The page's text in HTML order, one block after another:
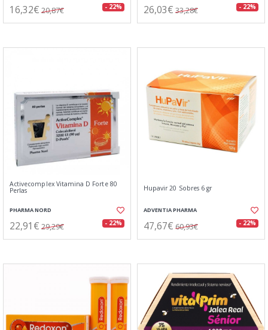
16,32€ 20,87€ - 22% 26,03€ 33,28€ - 22%
Activecomplex Vitamina D Forte 80
Perlas
PHARMA NORD
22,91€ 29,29€ - 22%
Hupavir 20 Sobres 6 gr
ADVENTIA PHARMA
47,67€ 60,93€ - 22%